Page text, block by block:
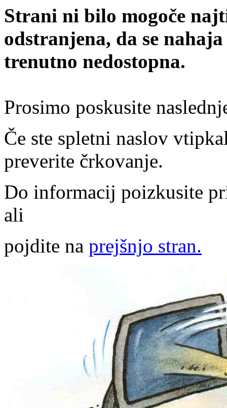
Strani ni bilo mogoče
odstranjena, da se
trenutno nedostopna.
Prosimo poskusite
Če ste spletni naslov
preverite črkovanje.
Do informacij poizkusite
ali
pojdite na prejšnjo stran.